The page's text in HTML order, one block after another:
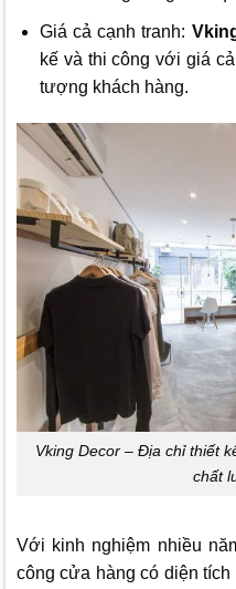
Giá cả cạnh tranh:
kế và thi công với giá
tượng khách hàng.
Vking Decor – Địa chỉ thiết
chất
Với kinh nghiệm nhiều
công cửa hàng có diện tích